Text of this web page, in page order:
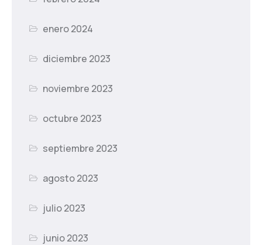
enero 2024
diciembre 2023
noviembre 2023
octubre 2023
septiembre 2023
agosto 2023
julio 2023
junio 2023